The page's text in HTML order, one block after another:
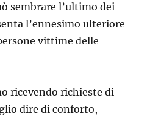
sembrare l’ultimo dei
l’ennesimo ulteriore
vittime delle
ricevendo richieste di
dire di conforto,